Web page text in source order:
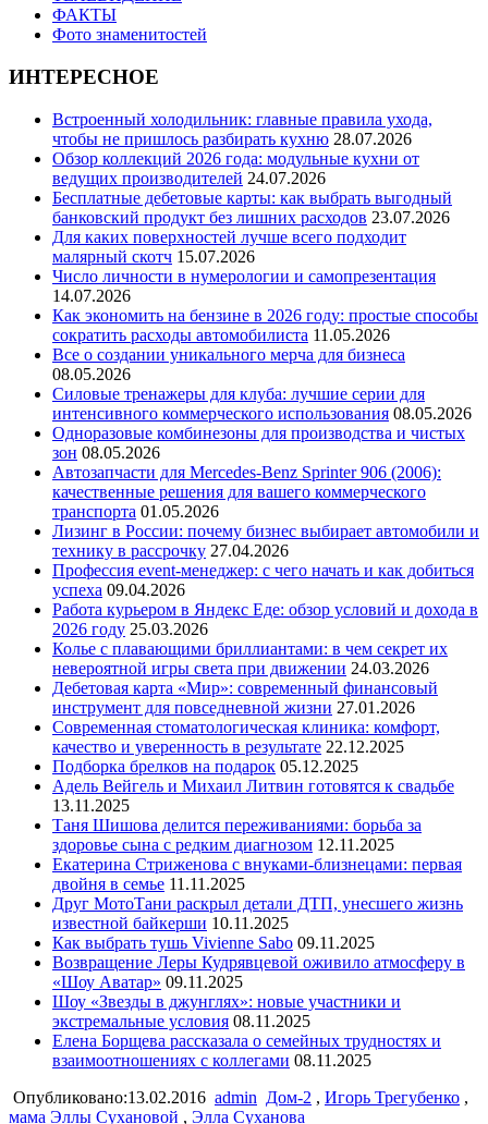
ФАКТЫ
Фото знаменитостей
ИНТЕРЕСНОЕ
Встроенный холодильник: главные правила ухода,
чтобы не пришлось разбирать кухню 28.07.2026
Обзор коллекций 2026 года: модульные кухни от
ведущих производителей 24.07.2026
Бесплатные дебетовые карты: как выбрать выгодный
банковский продукт без лишних расходов 23.07.2026
Для каких поверхностей лучше всего подходит
малярный скотч 15.07.2026
Число личности в нумерологии и самопрезентация
14.07.2026
Как экономить на бензине в 2026 году: простые способы
сократить расходы автомобилиста 11.05.2026
Все о создании уникального мерча для бизнеса
08.05.2026
Силовые тренажеры для клуба: лучшие серии для
интенсивного коммерческого использования 08.05.2026
Одноразовые комбинезоны для производства и чистых
зон 08.05.2026
Автозапчасти для Mercedes-Benz Sprinter 906 (2006):
качественные решения для вашего коммерческого
транспорта 01.05.2026
Лизинг в России: почему бизнес выбирает автомобили и
технику в рассрочку 27.04.2026
Профессия event-менеджер: с чего начать и как добиться
успеха 09.04.2026
Работа курьером в Яндекс Еде: обзор условий и дохода в
2026 году 25.03.2026
Колье с плавающими бриллиантами: в чем секрет их
невероятной игры света при движении 24.03.2026
Дебетовая карта «Мир»: современный финансовый
инструмент для повседневной жизни 27.01.2026
Современная стоматологическая клиника: комфорт,
качество и уверенность в результате 22.12.2025
Подборка брелков на подарок 05.12.2025
Адель Вейгель и Михаил Литвин готовятся к свадьбе
13.11.2025
Таня Шишова делится переживаниями: борьба за
здоровье сына с редким диагнозом 12.11.2025
Екатерина Стриженова с внуками-близнецами: первая
двойня в семье 11.11.2025
Друг МотоТани раскрыл детали ДТП, унесшего жизнь
известной байкерши 10.11.2025
Как выбрать тушь Vivienne Sabo 09.11.2025
Возвращение Леры Кудрявцевой оживило атмосферу в
«Шоу Аватар» 09.11.2025
Шоу «Звезды в джунглях»: новые участники и
экстремальные условия 08.11.2025
Елена Борщева рассказала о семейных трудностях и
взаимоотношениях с коллегами 08.11.2025
Опубликовано:13.02.2016 admin Дом-2 , Игорь Трегубенко ,
мама Эллы Сухановой , Элла Суханова